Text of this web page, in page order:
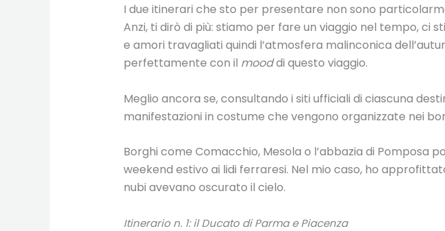
I due itinerari che sto per presentare non sono
Anzi, ti dirò di più: stiamo per fare un viaggio nel tempo, ci
e amori travagliati quindi l’atmosfera malinconica
perfettamente con il mooddi questo viaggio.
Meglio ancora se, consultando i siti ufficiali di ciascuna
manifestazioni in costume che vengono organizzate nei
Borghi come Comacchio, Mesola o l’abbazia di Pomposa
weekend estivo ai lidi ferraresi. Nel mio caso, ho
nubi avevano oscurato il cielo.
Itinerario n. 1: il Ducato di Parma e Piacenza